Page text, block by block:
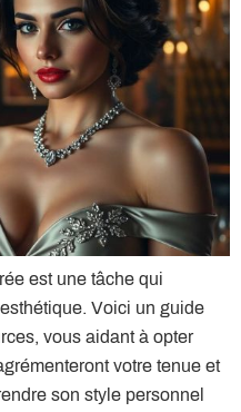
est une tâche qui
Voici un guide
vous aidant à opter
votre tenue et
son style personnel